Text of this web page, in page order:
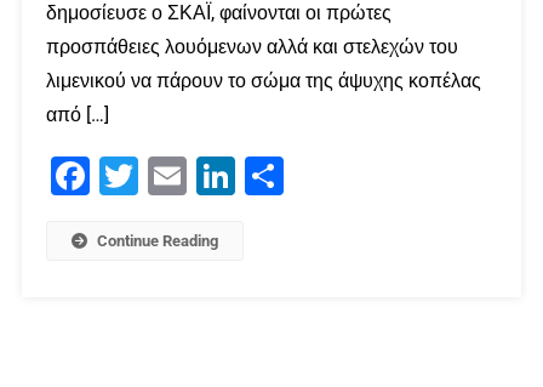
δημοσίευσε ο ΣΚΑΪ, φαίνονται οι πρώτες
προσπάθειες λουόμενων αλλά και στελεχών του
λιμενικού να πάρουν το σώμα της άψυχης κοπέλας
από […]
Facebook
Twitter Email LinkedIn
Continue Reading